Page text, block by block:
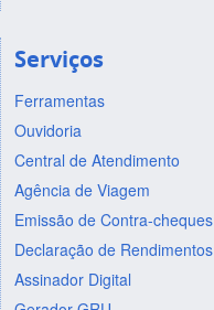
Serviços
Ferramentas
Ouvidoria
Central de Atendimento
Agência de Viagem
Emissão de Contra-cheques
Declaração de Rendimentos
Assinador Digital